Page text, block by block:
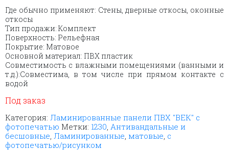
Где обычно применяют: Стены, дверные откосы, оконные
откосы
Тип продажи: Комплект
Поверхность: Рельефная
Покрытие: Матовое
Основной материал: ПВХ пластик
Совместимость с влажными помещениями (ванными и
т.д.):Совместима, в том числе при прямом контакте с
водой
Под заказ
Категория: Ламинированные панели ПВХ "ВЕК" с
фотопечатью Метки: 1230, Антивандальные и
бесшовные, Ламинированные, матовые, с
фотопечатью/рисунком